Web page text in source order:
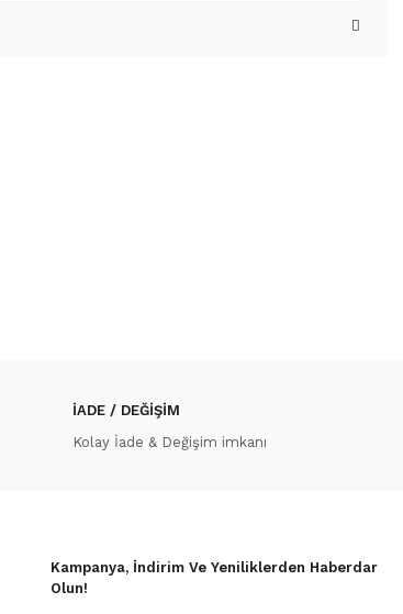
İADE / DEĞİŞİM
Kolay İade & Değişim imkanı
Kampanya, İndirim Ve Yeniliklerden Haberdar
Olun!